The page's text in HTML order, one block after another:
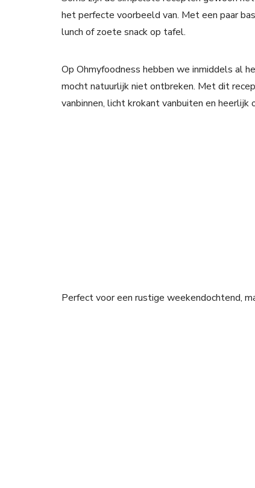
het perfecte voorbeeld van. Met een paar
lunch of zoete snack op tafel.
Op Ohmyfoodness hebben we inmiddels al
mocht natuurlijk niet ontbreken. Met dit
vanbinnen, licht krokant vanbuiten en
Perfect voor een rustige weekendochtend,